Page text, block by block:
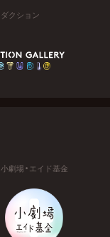
クション
小劇場・エイド基金